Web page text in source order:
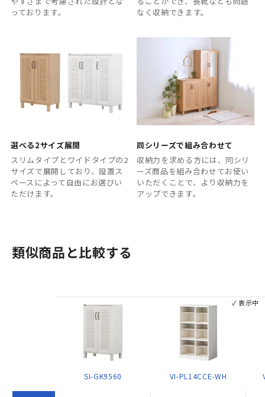
っております。
なく収納できます。
選べる2サイズ展開
スリムタイプとワイドタイプの2
サイズで展開しており、設置ス
ペースによって自由にお選びい
ただけます。
同シリーズで組み合わせて
収納力を求める方には、同シリ
ーズ商品を組み合わせてお使い
いただくことで、より収納力を
アップできます。
類似商品と比較する
SI-GK9560
✓ 表示中
VI-PL14CCE-WH